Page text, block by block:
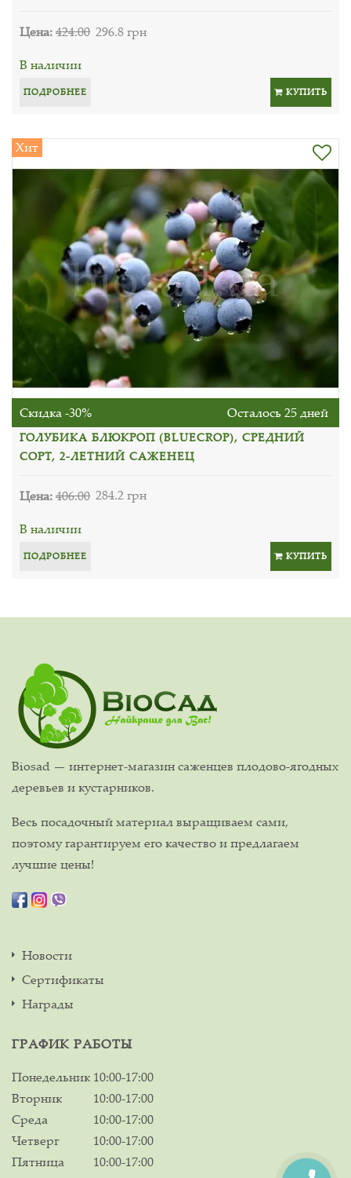
Цена:424.00 296.8 грн
В наличии
ПОДРОБНЕЕ КУПИТЬ
Хит
Скидка -30% Осталось 25 дней
ГОЛУБИКА БЛЮКРОП (BLUECROP), СРЕДНИЙ
СОРТ, 2-ЛЕТНИЙ САЖЕНЕЦ
Цена:406.00 284.2 грн
В наличии
ПОДРОБНЕЕ КУПИТЬ
Biosad — интернет-магазин саженцев плодово-ягодных
деревьев и кустарников.
Весь посадочный материал выращиваем сами,
поэтому гарантируем его качество и предлагаем
лучшие цены!
Новости
Сертификаты
Награды
ГРАФИК РАБОТЫ
Понедельник 10:00-17:00
Вторник
10:00-17:00
Среда
10:00-17:00
Четверг
10:00-17:00
Пятница
10:00-17:00